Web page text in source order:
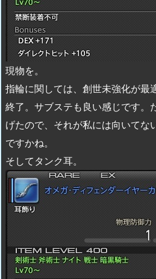
現物を。
指輪に関しては、創世未強化が最
終了。サブステも良い感じです。
げたので、それが私には向いてな
ですかね。
そしてタンク耳。